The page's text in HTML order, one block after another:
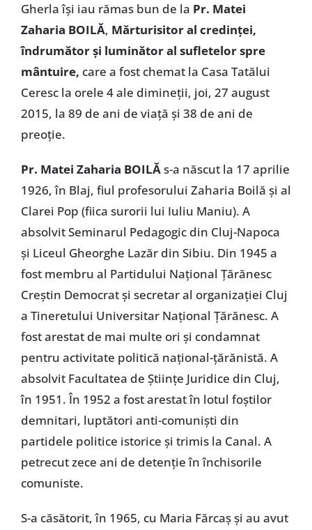
Gherla își iau rămas bun de la Pr. Matei
Zaharia BOILĂ, Mărturisitor al credinței,
îndrumător și luminător al sufletelor spre
mântuire, care a fost chemat la Casa Tatălui
Ceresc la orele 4 ale dimineții, joi, 27 august
2015, la 89 de ani de viață și 38 de ani de
preoție.
Pr. Matei Zaharia BOILĂs-a născut la 17 aprilie
1926, în Blaj, fiul profesorului Zaharia Boilă și al
Clarei Pop (fiica surorii lui Iuliu Maniu). A
absolvit Seminarul Pedagogic din Cluj-Napoca
și Liceul Gheorghe Lazăr din Sibiu. Din 1945 a
fost membru al Partidului Național Țărănesc
Creștin Democrat și secretar al organizației Cluj
a Tineretului Universitar Național Țărănesc. A
fost arestat de mai multe ori și condamnat
pentru activitate politică național-țărănistă. A
absolvit Facultatea de Științe Juridice din Cluj,
în 1951. În 1952 a fost arestat în lotul foștilor
demnitari, luptători anti-comuniști din
partidele politice istorice și trimis la Canal. A
petrecut zece ani de detenție în închisorile
comuniste.
S-a căsătorit, în 1965, cu Maria Fărcaș și au avut